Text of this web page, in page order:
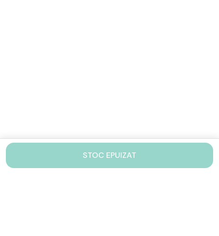
STOC EPUIZAT